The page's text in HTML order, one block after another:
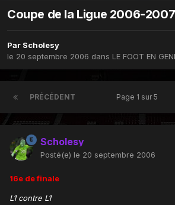
Coupe de la Ligue 2006-2007
Par Scholesy
le 20 septembre 2006 dans LE FOOT EN
PRÉCÉDENT Page 1 sur 5
Scholesy
Posté(e) le 20 septembre 2006
16e de finale
L1 contre L1